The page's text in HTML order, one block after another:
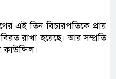
এই তিন বিচারপতিকে প্রায়
রাখা হয়েছে। আর সম্প্রতি